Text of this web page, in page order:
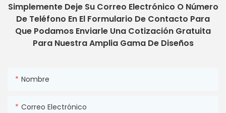
Simplemente Deje Su Correo Electrónico O Número
De Teléfono En El Formulario De Contacto Para
Que Podamos Enviarle Una Cotización Gratuita
Para Nuestra Amplia Gama De Diseños
Nombre
Correo Electrónico